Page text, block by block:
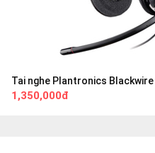
Tai nghe Plantronics Blackwire
1,350,000đ